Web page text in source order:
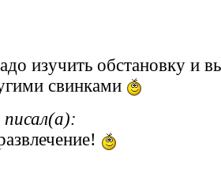
изучить обстановку и
свинками